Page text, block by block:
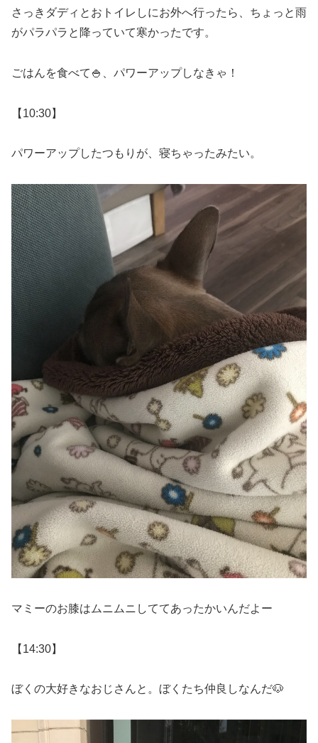
さっきダディとおトイレしにお外へ行ったら、ちょっと雨
がパラパラと降っていて寒かったです。
ごはんを食べて🍚、パワーアップしなきゃ！
【10:30】
パワーアップしたつもりが、寝ちゃったみたい。
マミーのお膝はムニムニしててあったかいんだよー
【14:30】
ぼくの大好きなおじさんと。ぼくたち仲良しなんだ🐶